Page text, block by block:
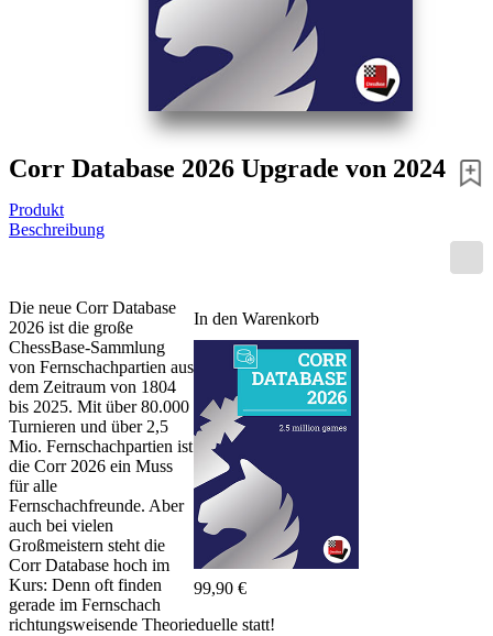
Corr Database 2026 Upgrade von 2024
Produkt
Beschreibung
In den Warenkorb
99,90 €
Die neue Corr Database
2026 ist die große
ChessBase-Sammlung
von Fernschachpartien aus
dem Zeitraum von 1804
bis 2025. Mit über 80.000
Turnieren und über 2,5
Mio. Fernschachpartien ist
die Corr 2026 ein Muss
für alle
Fernschachfreunde. Aber
auch bei vielen
Großmeistern steht die
Corr Database hoch im
Kurs: Denn oft finden
gerade im Fernschach
richtungsweisende Theorieduelle statt!
Spiel
indem
kreative
Ideen
liefern
und
Ihnen
die
Möglichkeit
geben,
diese
umzusetzen."